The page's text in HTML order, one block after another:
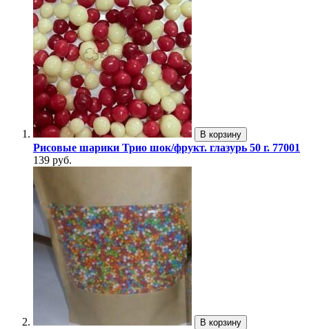
В корзину
Рисовые шарики Трио шок/фрукт. глазурь 50 г. 77001
139 руб.
В корзину